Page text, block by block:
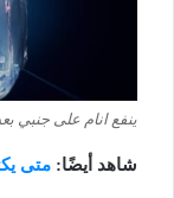
ينفع انام على جنبي
شاهد أيضًا: متى